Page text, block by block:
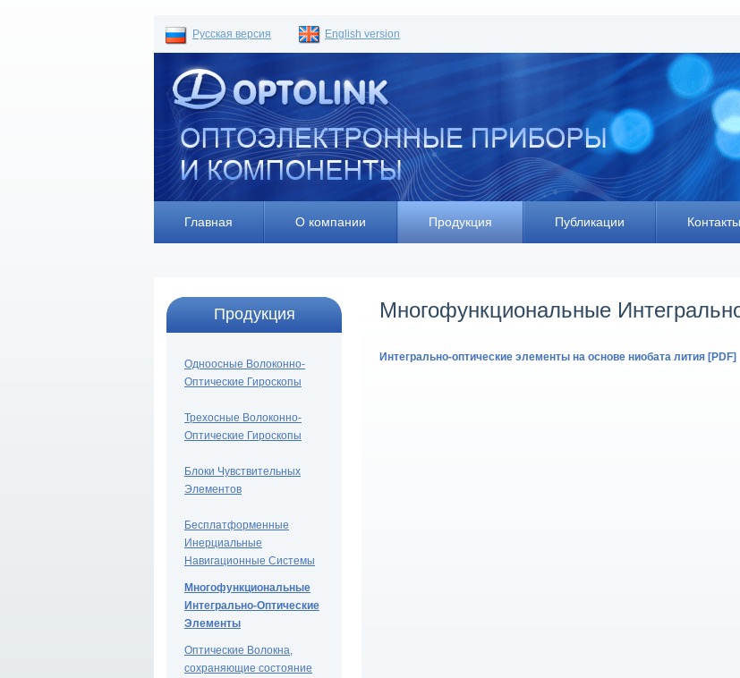
Русская версия English version
Главная О компании Продукция Публикации Контакты
Продукция
Одноосные Волоконно-
Оптические Гироскопы
Трехосные Волоконно-
Оптические Гироскопы
Блоки Чувствительных
Элементов
Бесплатформенные
Инерциальные
Навигационные Системы
Многофункциональные
Интегрально-Оптические
Элементы
Оптические Волокна,
сохраняющие состояние
Многофункциональные
Интегрально-оптические элементы на основе ниобата лития [PDF]